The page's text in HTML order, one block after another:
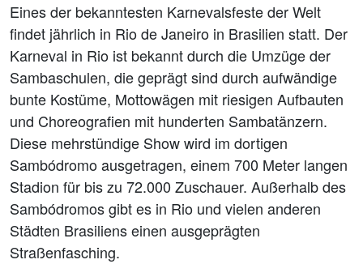
Eines der bekanntesten Karnevalsfeste der Welt
findet jährlich in Rio de Janeiro in Brasilien statt. Der
Karneval in Rio ist bekannt durch die Umzüge der
Sambaschulen, die geprägt sind durch aufwändige
bunte Kostüme, Mottowägen mit riesigen Aufbauten
und Choreografien mit hunderten Sambatänzern.
Diese mehrstündige Show wird im dortigen
Sambódromo ausgetragen, einem 700 Meter langen
Stadion für bis zu 72.000 Zuschauer. Außerhalb des
Sambódromos gibt es in Rio und vielen anderen
Städten Brasiliens einen ausgeprägten
Straßenfasching.